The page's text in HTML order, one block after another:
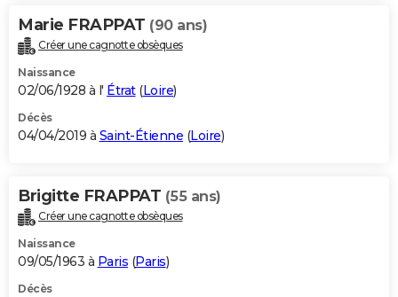
Marie FRAPPAT (90 ans)
Créer une cagnotte obsèques
Naissance
02/06/1928 à l' Étrat(Loire)
Décès
04/04/2019 à Saint-Étienne (Loire)
Brigitte FRAPPAT (55 ans)
Créer une cagnotte obsèques
Naissance
09/05/1963 à Paris (Paris)
Décès